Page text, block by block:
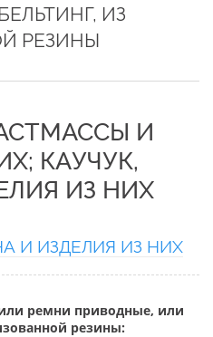
ИЗ
РЕЗИНЫ
И
КАУЧУК,
ИЗ НИХ
И ИЗДЕЛИЯ ИЗ НИХ
ремни приводные, или
резины: